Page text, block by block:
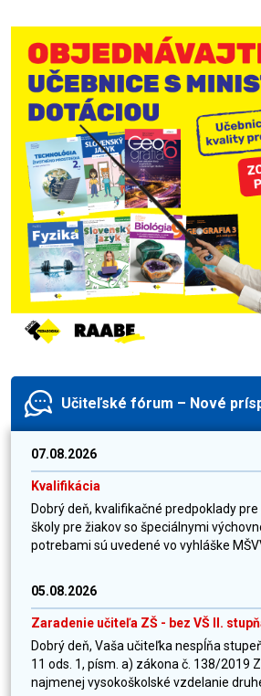
Učiteľské fórum – Nové
07.08.2026
Kvalifikácia
Dobrý deň, kvalifikačné predpoklady
školy pre žiakov so špeciálnymi
potrebami sú uvedené vo vyhláške
05.08.2026
Zaradenie učiteľa ZŠ - bez VŠ II.
Dobrý deň, Vaša učiteľka nespĺňa
11 ods. 1, písm. a) zákona č. 138/2019
najmenej vysokoškolské vzdelanie